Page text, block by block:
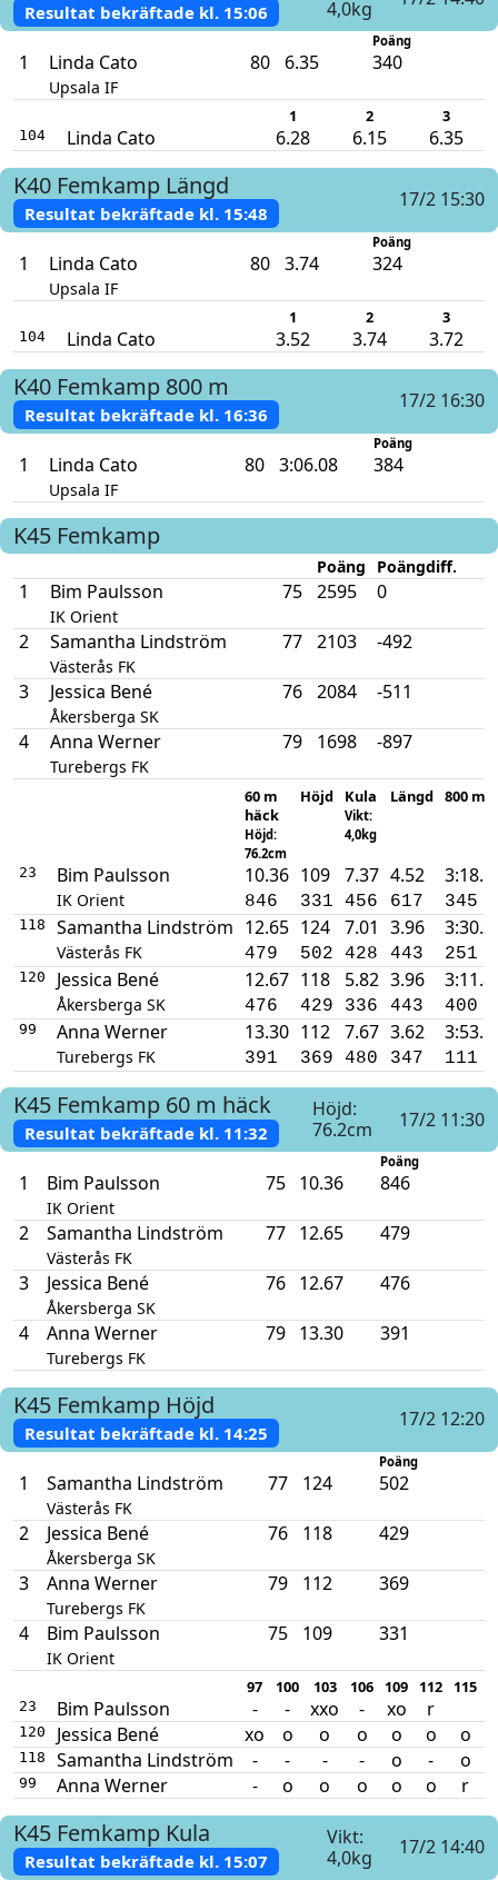
Resultat bekräftade kl. 15:06 4,0kg
Poäng
1 Linda Cato
Upsala IF
80 6.35 340
1 2 3
104 Linda Cato 6.28 6.15 6.35
K40 Femkamp Längd
Resultat bekräftade kl. 15:48
17/2 15:30
Poäng
1 Linda Cato
Upsala IF
80 3.74 324
1 2 3
104 Linda Cato 3.52 3.74 3.72
K40 Femkamp 800 m
Resultat bekräftade kl. 16:36
17/2 16:30
Poäng
1 Linda Cato
Upsala IF
80 3:06.08 384
K45 Femkamp
Poäng Poängdiff.
1 Bim Paulsson
IK Orient
75 2595 0
2 Samantha Lindström
Västerås FK
77 2103 -492
3 Jessica Bené
Åkersberga SK
76 2084 -511
4 Anna Werner
Turebergs FK
79 1698 -897
60 m
häck
Höjd:
76.2cm
Höjd Kula
Vikt:
4,0kg
Längd 800 m
23 Bim Paulsson
IK Orient
10.36
846
109
331
7.37
456
4.52
617 345
118 Samantha Lindström
Västerås FK
12.65
479
124
502
7.01
428
3.96
443 251
120 Jessica Bené
Åkersberga SK
12.67
476
118
429
5.82
336
3.96
443 400
99 Anna Werner
Turebergs FK
13.30
391
112
369
7.67
480
3.62
347 111
K45 Femkamp 60 m häck
Resultat bekräftade kl. 11:32
Höjd:
76.2cm
17/2 11:30
Poäng
1 Bim Paulsson
IK Orient
75 10.36 846
2 Samantha Lindström
Västerås FK
77 12.65 479
3 Jessica Bené
Åkersberga SK
76 12.67 476
4 Anna Werner
Turebergs FK
79 13.30 391
K45 Femkamp Höjd
Resultat bekräftade kl. 14:25
17/2 12:20
Poäng
1 Samantha Lindström
Västerås FK
77 124 502
2 Jessica Bené
Åkersberga SK
76 118 429
3 Anna Werner
Turebergs FK
79 112 369
4 Bim Paulsson
IK Orient
75 109 331
97 100 103 106 109 112 115
23 Bim Paulsson - - xxo - xo r
120 Jessica Bené xo o o o o o o
118 Samantha Lindström - - - - o - o
99 Anna Werner - o o o o o r
K45 Femkamp Kula
Resultat bekräftade kl. 15:07
Vikt:
4,0kg
17/2 14:40